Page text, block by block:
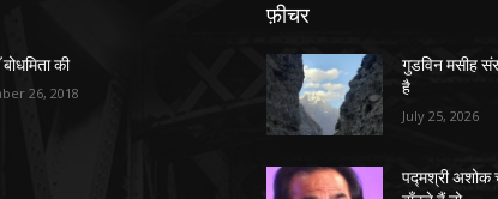
की
26, 2018
फ़ीचर
गुडविन मसीह
है
July 25, 2026
पद्मश्री अशोक